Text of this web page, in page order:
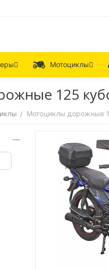
Мотоциклы
125
/ Мотоциклы дорожные